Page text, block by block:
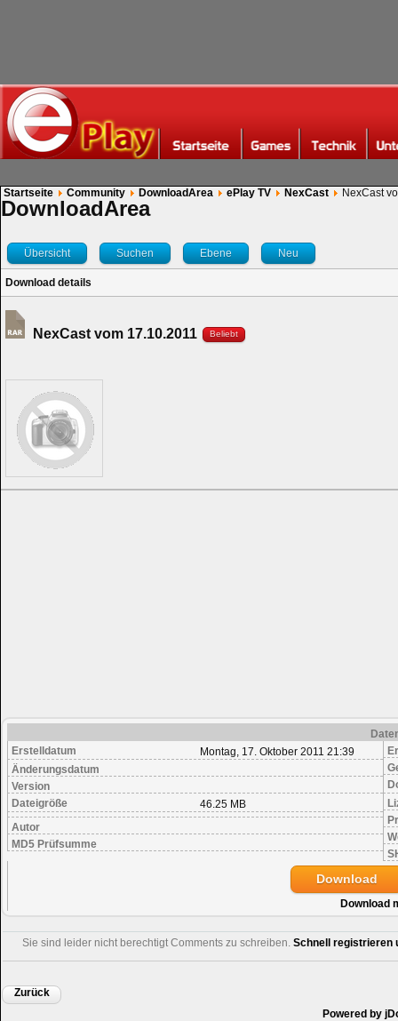
Startseite Community DownloadArea ePlay TV NexCast NexCast
DownloadArea
Übersicht Suchen Ebene Neu
Download details
NexCast vom 17.10.2011 Beliebt
Erstelldatum
Montag, 17. Oktober 2011 21:39
Änderungsdatum
Version
Dateigröße
46.25 MB
Autor
MD5 Prüfsumme
Download
Download
Sie sind leider nicht berechtigt Comments zu schreiben. Schnell registrieren
Zurück
Powered by